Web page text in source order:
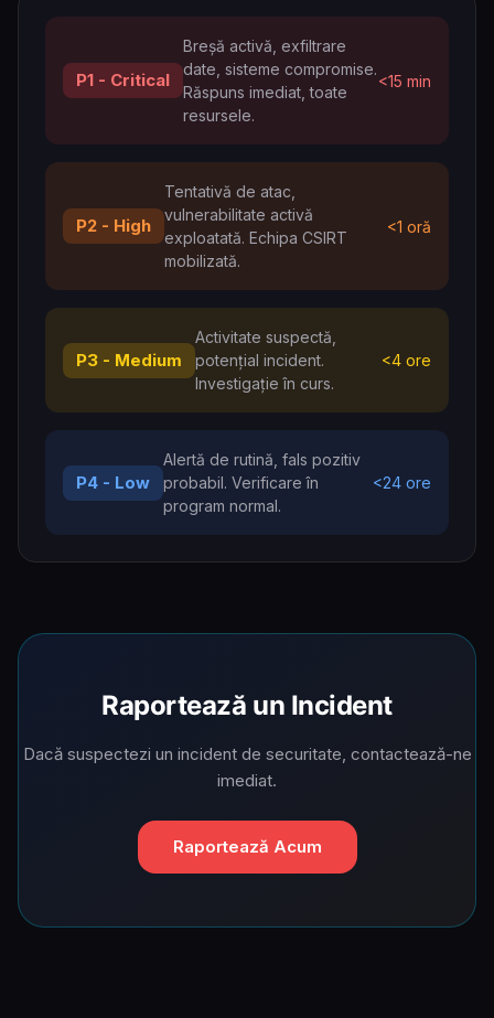
P1 - Critical
Breșă activă, exfiltrare
date, sisteme compromise.
Răspuns imediat, toate
resursele.
<15 min
P2 - High
Tentativă de atac,
vulnerabilitate activă
exploatată. Echipa CSIRT
mobilizată.
<1 oră
P3 - Medium
Activitate suspectă,
potențial incident.
Investigație în curs.
<4 ore
P4 - Low
Alertă de rutină, fals pozitiv
probabil. Verificare în
program normal.
<24 ore
Raportează un Incident
Dacă suspectezi un incident de securitate, contactează-ne
imediat.
Raportează Acum